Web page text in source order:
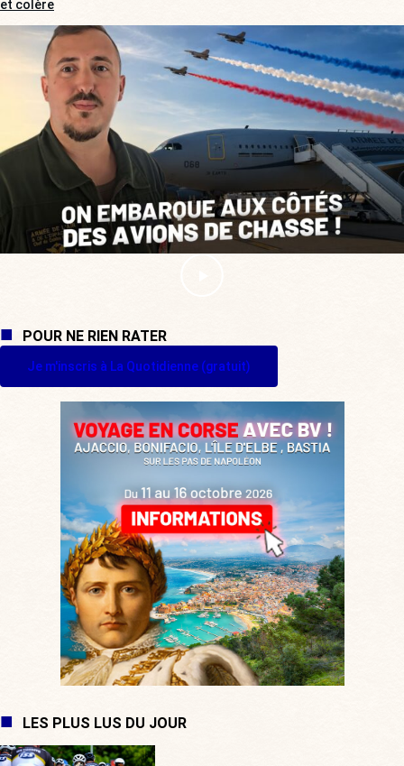
et colère
POUR NE RIEN RATER
Je m'inscris à La Quotidienne (gratuit)
LES PLUS LUS DU JOUR